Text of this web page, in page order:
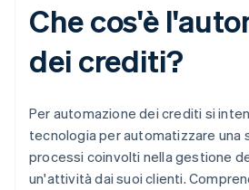
Che cos'è
dei crediti?
Per automazione dei crediti si
tecnologia per automatizzare una
processi coinvolti nella gestione
un'attività dai suoi clienti.